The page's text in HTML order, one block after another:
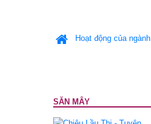
Hoạt động của ngành
SĂN MÂY